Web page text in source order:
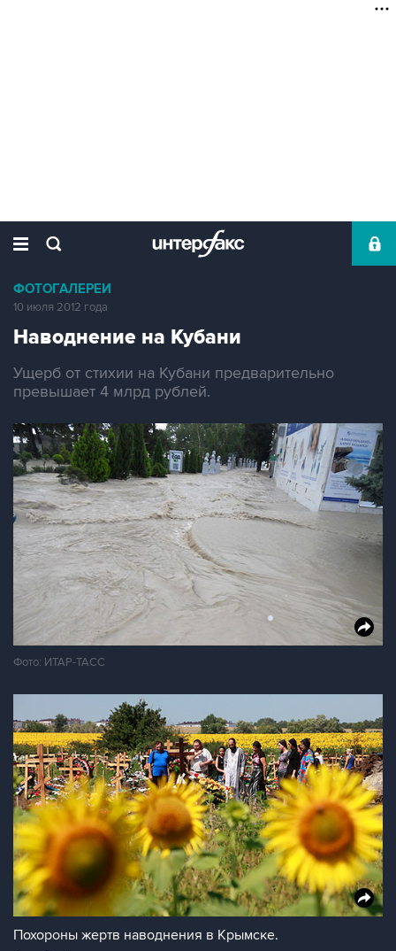
ФОТОГАЛЕРЕИ
10 июля 2012 года
Наводнение на Кубани
Ущерб от стихии на Кубани предварительно
превышает 4 млрд рублей.
Фото: ИТАР-ТАСС
Похороны жертв наводнения в Крымске.